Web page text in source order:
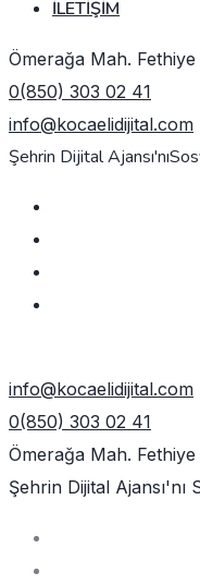
İLETIŞIM
Ömerağa Mah. Fethiye
0(850) 303 02 41
info@kocaelidijital.com
Şehrin Dijital Ajansı'nı
info@kocaelidijital.com
0(850) 303 02 41
Ömerağa Mah. Fethiye
Şehrin Dijital Ajansı'nı